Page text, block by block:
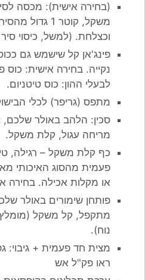
(בחירה אישית): מכסה
משקל, קוטר 1
וכצלחת. (למשל, כיסוי סיר
פינג'אן קל שישמש גם
נקייה. בחירה אישית:
לבעלי ההון: כוס טיטניום.
מתפס (גריפר) לכלי
סכין: הלהב באולר
מריחה עגול, קלת משקל.
כף קלת משקל – רגילה,
פעמית מהסוג האיכותי
או מקלות אכילה. בחירה
פותחן שימורים באולר
מתקפל, קל משקל (מומלץ,
נוח).
מצית חד פעמית + גיבוי:
ראו פק"ל אש